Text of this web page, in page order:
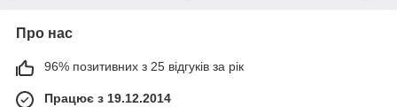
Про нас
96% позитивних з 25 відгуків за рік
Працює з 19.12.2014